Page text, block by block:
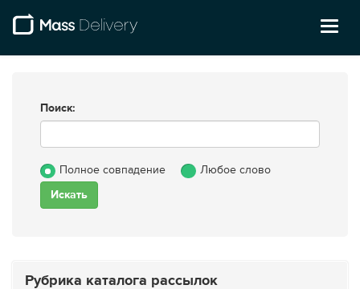
Поиск:
Полное совпадение Любое слово
Рубрика каталога рассылок